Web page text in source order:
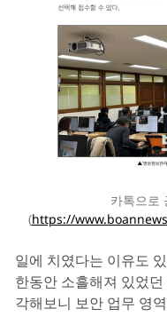
카톡으로
(https://
일에 치였다는 이유도
한동안 소흘해져 있었
각해보니 보안 업무 영